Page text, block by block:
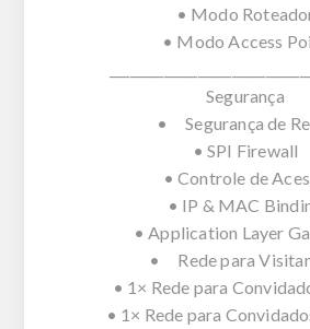
• Modo
• Modo Access
Segurança
• Segurança de
• SPI Firewall
• Controle de
• IP & MAC
• Application Layer
• Rede para
• 1× Rede para
• 1× Rede para